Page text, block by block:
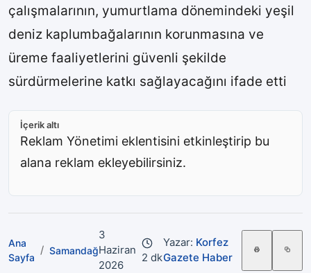
çalışmalarının, yumurtlama dönemindeki yeşil
deniz kaplumbağalarının korunmasına ve
üreme faaliyetlerini güvenli şekilde
sürdürmelerine katkı sağlayacağını ifade etti
İçerik altı
Reklam Yönetimi eklentisini etkinleştirip bu
alana reklam ekleyebilirsiniz.
Ana
Sayfa
/ Samandağ
3
Haziran
2026
2 dk
Yazar: Korfez
Gazete Haber